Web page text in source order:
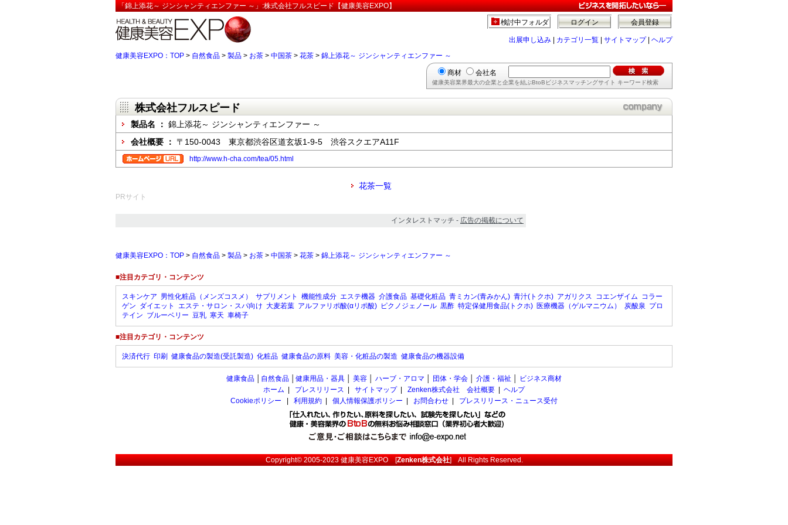
「錦上添花～ ジンシャンティエンファー ～」:株式会社フルスピード【健康美容EXPO】
会員登録
ログイン
検討中フォルダ
出展申し込み カテゴリ一覧 サイトマップ| ヘルプ
健康美容EXPO：TOP > 自然食品 > 製品 > お茶 > 中国茶 > 花茶 > 錦上添花～ ジンシャンティエンファー ～
商材 会社名
健康美容業界最大の企業と企業を結ぶBtoBビジネスマッチングサイト キーワード検索
株式会社フルスピード
製品名 ： 錦上添花～ ジンシャンティエンファー ～
会社概要 ： 〒150-0043 東京都渋谷区道玄坂1-9-5 渋谷スクエアA11F
http://www.h-cha.com/tea/05.html
花茶一覧
PRサイト
インタレストマッチ - 広告の掲載について
健康美容EXPO：TOP > 自然食品 > 製品 > お茶 > 中国茶 > 花茶 > 錦上添花～ ジンシャンティエンファー ～
■注目カテゴリ・コンテンツ
スキンケア 男性化粧品（メンズコスメ） サプリメント 機能性成分 エステ機器 介護食品 基礎化粧品 青ミカン(青みかん) 青汁(トクホ) アガリクス コエンザイム コラー
ゲン ダイエット エステ・サロン・スパ向け 大麦若葉 アルファリポ酸(αリポ酸) ピクノジェノール 黒酢 特定保健用食品(トクホ) 医療機器（ゲルマニウム） 炭酸泉 プロ
テイン ブルーベリー 豆乳 寒天 車椅子
■注目カテゴリ・コンテンツ
決済代行 印刷 健康食品の製造(受託製造) 化粧品 健康食品の原料 美容・化粧品の製造 健康食品の機器設備
健康食品 自然食品 健康用品・器具 美容 ハーブ・アロマ 団体・学会 介護・福祉
ビジネス商材
ホーム
プレスリリース サイトマップ| Zenken株式会社 会社概要
ヘルプ
Cookieポリシー
利用規約 個人情報保護ポリシー お問合わせ プレスリリース・ニュース受付
Copyright© 2005-2023健康美容EXPO[Zenken株式会社] All Rights Reserved.